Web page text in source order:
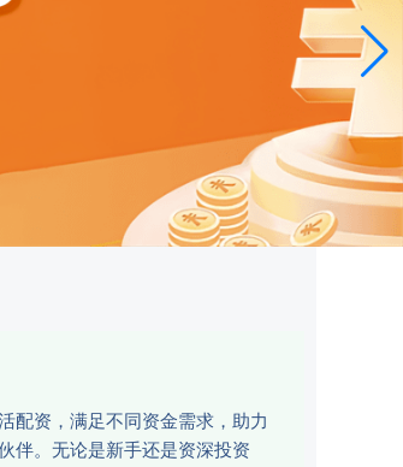
配资，满足不同资金需求，助力
伴。无论是新手还是资深投资